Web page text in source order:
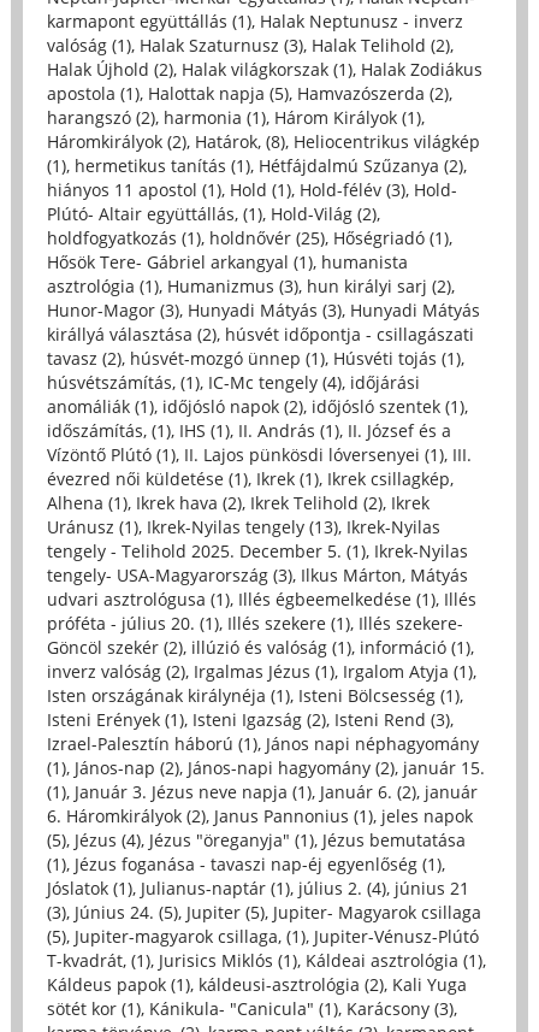
karmapont együttállás (1), Halak Neptunusz - inverz
valóság (1), Halak Szaturnusz (3), Halak Telihold (2),
Halak Újhold (2), Halak világkorszak (1), Halak Zodiákus
apostola (1), Halottak napja (5), Hamvazószerda (2),
harangszó (2), harmonia (1), Három Királyok (1),
Háromkirályok (2), Határok, (8), Heliocentrikus világkép
(1), hermetikus tanítás (1), Hétfájdalmú Szűzanya (2),
hiányos 11 apostol (1), Hold (1), Hold-félév (3), Hold-
Plútó- Altair együttállás, (1), Hold-Világ (2),
holdfogyatkozás (1), holdnővér (25), Hőségriadó (1),
Hősök Tere- Gábriel arkangyal (1), humanista
asztrológia (1), Humanizmus (3), hun királyi sarj (2),
Hunor-Magor (3), Hunyadi Mátyás (3), Hunyadi Mátyás
királlyá választása (2), húsvét időpontja - csillagászati
tavasz (2), húsvét-mozgó ünnep (1), Húsvéti tojás (1),
húsvétszámítás, (1), IC-Mc tengely (4), időjárási
anomáliák (1), időjósló napok (2), időjósló szentek (1),
időszámítás, (1), IHS (1), II. András (1), II. József és a
Vízöntő Plútó (1), II. Lajos pünkösdi lóversenyei (1), III.
évezred női küldetése (1), Ikrek (1), Ikrek csillagkép,
Alhena (1), Ikrek hava (2), Ikrek Telihold (2), Ikrek
Uránusz (1), Ikrek-Nyilas tengely (13), Ikrek-Nyilas
tengely - Telihold 2025. December 5. (1), Ikrek-Nyilas
tengely- USA-Magyarország (3), Ilkus Márton, Mátyás
udvari asztrológusa (1), Illés égbeemelkedése (1), Illés
próféta - július 20. (1), Illés szekere (1), Illés szekere-
Göncöl szekér (2), illúzió és valóság (1), információ (1),
inverz valóság (2), Irgalmas Jézus (1), Irgalom Atyja (1),
Isten országának királynéja (1), Isteni Bölcsesség (1),
Isteni Erények (1), Isteni Igazság (2), Isteni Rend (3),
Izrael-Palesztín háború (1), János napi néphagyomány
(1), János-nap (2), János-napi hagyomány (2), január 15.
(1), Január 3. Jézus neve napja (1), Január 6. (2), január
6. Háromkirályok (2), Janus Pannonius (1), jeles napok
(5), Jézus (4), Jézus "öreganyja" (1), Jézus bemutatása
(1), Jézus foganása - tavaszi nap-éj egyenlőség (1),
Jóslatok (1), Julianus-naptár (1), július 2. (4), június 21
(3), Június 24. (5), Jupiter (5), Jupiter- Magyarok csillaga
(5), Jupiter-magyarok csillaga, (1), Jupiter-Vénusz-Plútó
T-kvadrát, (1), Jurisics Miklós (1), Káldeai asztrológia (1),
Káldeus papok (1), káldeusi-asztrológia (2), Kali Yuga
sötét kor (1), Kánikula- "Canicula" (1), Karácsony (3),